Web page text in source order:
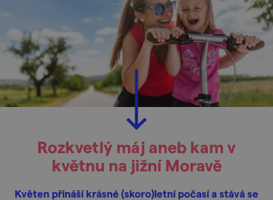
Rozkvetlý máj aneb kam v
květnu na jižní Moravě
Květen přináší krásné (skoro)letní počasí a stává se